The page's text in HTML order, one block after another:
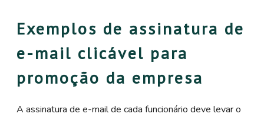
Exemplos de assinatura de
e-mail clicável para
promoção da empresa
A assinatura de e-mail de cada funcionário deve levar o